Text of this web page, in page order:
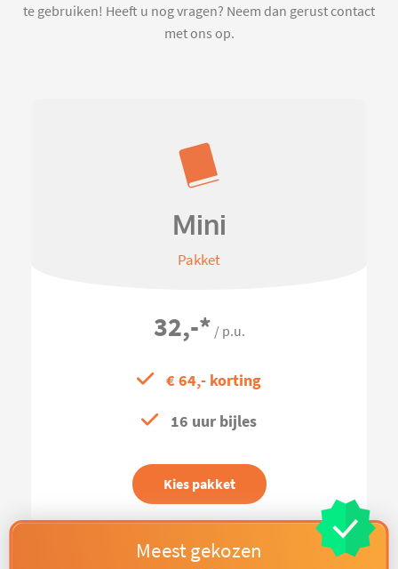
te gebruiken! Heeft u nog vragen? Neem dan gerust contact
met ons op.
Mini
Pakket
32,-* / p.u.
€ 64,- korting
16 uur bijles
Kies pakket